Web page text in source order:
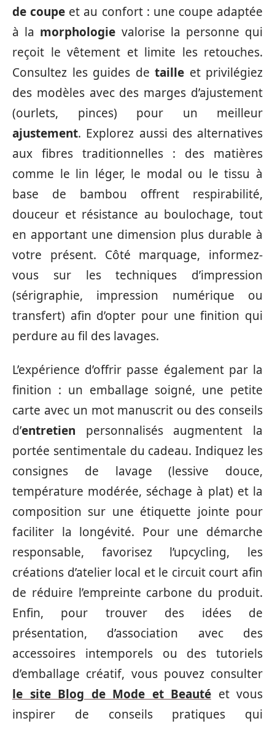
de coupe et au confort : une coupe adaptée
à la morphologie valorise la personne qui
reçoit le vêtement et limite les retouches.
Consultez les guides de taille et privilégiez
des modèles avec des marges d’ajustement
(ourlets, pinces) pour un meilleur
ajustement. Explorez aussi des alternatives
aux fibres traditionnelles : des matières
comme le lin léger, le modal ou le tissu à
base de bambou offrent respirabilité,
douceur et résistance au boulochage, tout
en apportant une dimension plus durable à
votre présent. Côté marquage, informez-
vous sur les techniques d’impression
(sérigraphie, impression numérique ou
transfert) afin d’opter pour une finition qui
perdure au fil des lavages.
L’expérience d’offrir passe également par la
finition : un emballage soigné, une petite
carte avec un mot manuscrit ou des conseils
d’entretien personnalisés augmentent la
portée sentimentale du cadeau. Indiquez les
consignes de lavage (lessive douce,
température modérée, séchage à plat) et la
composition sur une étiquette jointe pour
faciliter la longévité. Pour une démarche
responsable, favorisez l’upcycling, les
créations d’atelier local et le circuit court afin
de réduire l’empreinte carbone du produit.
Enfin, pour trouver des idées de
présentation, d’association avec des
accessoires intemporels ou des tutoriels
d’emballage créatif, vous pouvez consulter
le site Blog de Mode et Beauté et vous
inspirer de conseils pratiques qui